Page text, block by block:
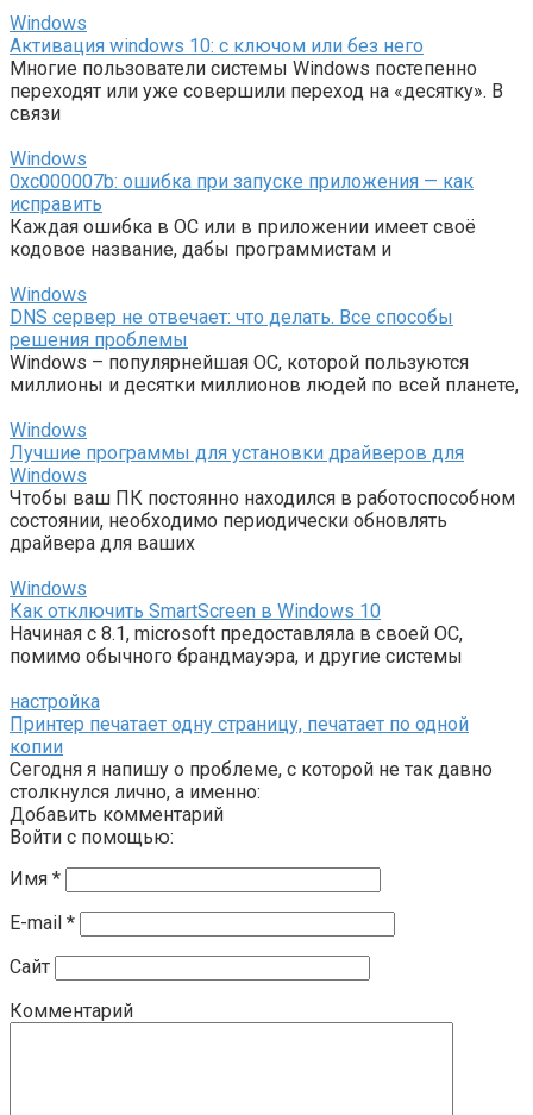
Windows
Активация windows 10: c ключом или без него
Многие пользователи системы Windows постепенно
переходят или уже совершили переход на «десятку». В
связи
Windows
0xc000007b: ошибка при запуске приложения — как
исправить
Каждая ошибка в ОС или в приложении имеет своё
кодовое название, дабы программистам и
Windows
DNS сервер не отвечает: что делать. Все способы
решения проблемы
Windows – популярнейшая ОС, которой пользуются
миллионы и десятки миллионов людей по всей планете,
Windows
Лучшие программы для установки драйверов для
Windows
Чтобы ваш ПК постоянно находился в работоспособном
состоянии, необходимо периодически обновлять
драйвера для ваших
Windows
Как отключить SmartScreen в Windows 10
Начиная с 8.1, microsoft предоставляла в своей ОС,
помимо обычного брандмауэра, и другие системы
настройка
Принтер печатает одну страницу, печатает по одной
копии
Сегодня я напишу о проблеме, с которой не так давно
столкнулся лично, а именно:
Добавить комментарий
Войти с помощью:
Имя *
E-mail *
Сайт
Комментарий